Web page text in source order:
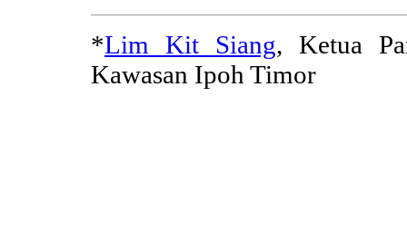
*Lim Kit Siang, Ketua
Kawasan Ipoh Timor